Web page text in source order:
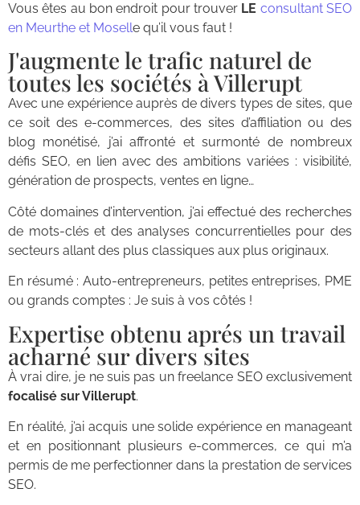
Vous êtes au bon endroit pour trouver LE consultant SEO
en Meurthe et Moselle qu’il vous faut !
J'augmente le trafic naturel de
toutes les sociétés à Villerupt
Avec une expérience auprès de divers types de sites, que
ce soit des e-commerces, des sites d’affiliation ou des
blog monétisé, j’ai affronté et surmonté de nombreux
défis SEO, en lien avec des ambitions variées : visibilité,
génération de prospects, ventes en ligne…
Côté domaines d’intervention, j’ai effectué des recherches
de mots-clés et des analyses concurrentielles pour des
secteurs allant des plus classiques aux plus originaux.
En résumé : Auto-entrepreneurs, petites entreprises, PME
ou grands comptes : Je suis à vos côtés !
Expertise obtenu aprés un travail
acharné sur divers sites
À vrai dire, je ne suis pas un freelance SEO exclusivement
focalisé sur Villerupt.
En réalité, j’ai acquis une solide expérience en manageant
et en positionnant plusieurs e-commerces, ce qui m’a
permis de me perfectionner dans la prestation de services
SEO.